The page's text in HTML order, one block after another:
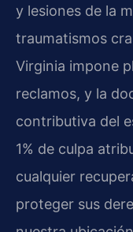
y lesiones de la
traumatismos
Virginia impone
reclamos, y la
contributiva del
1% de culpa
cualquier
proteger sus